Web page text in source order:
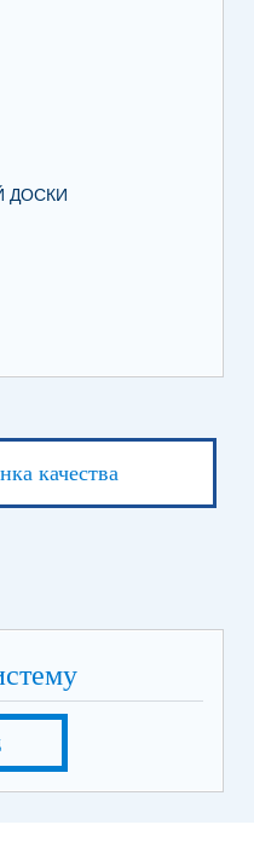
ДОСКИ
качества